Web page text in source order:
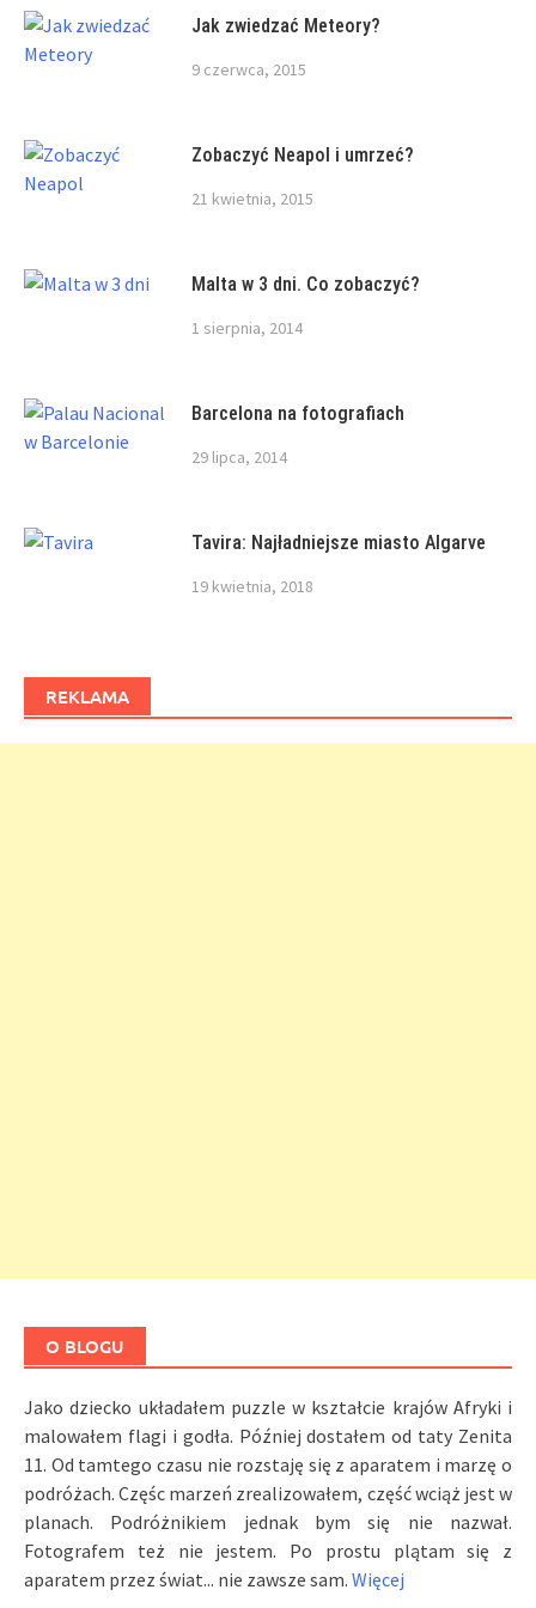
Jak zwiedzać Meteory?
9 czerwca, 2015
Zobaczyć Neapol i umrzeć?
21 kwietnia, 2015
Malta w 3 dni. Co zobaczyć?
1 sierpnia, 2014
Barcelona na fotografiach
29 lipca, 2014
Tavira: Najładniejsze miasto Algarve
19 kwietnia, 2018
REKLAMA
O BLOGU
Jako dziecko układałem puzzle w kształcie krajów Afryki i
malowałem flagi i godła. Później dostałem od taty Zenita
11. Od tamtego czasu nie rozstaję się z aparatem i marzę o
podróżach. Częśc marzeń zrealizowałem, część wciąż jest w
planach. Podróżnikiem jednak bym się nie nazwał.
Fotografem też nie jestem. Po prostu plątam się z
aparatem przez świat... nie zawsze sam. Więcej